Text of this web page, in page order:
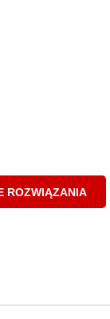
ROZWIĄZANIA